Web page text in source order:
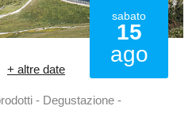
sabato
15
ago
+ altre date
- Degustazione -